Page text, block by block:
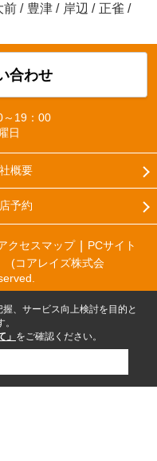
前 / 豊津 / 岸辺 / 正雀 /
合わせ
～19：00
日
概要
予約
クセスマップ
PCサイト
(コアレイズ株式会
、サービス向上検討を目的と
」 をご確認ください。